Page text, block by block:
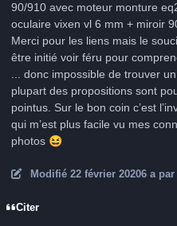
90/910 avec moteur monture
oculaire vixen vl 6 mm + miroir
Merci pour les liens mais le
être initié voir féru pour
... donc impossible de trouver
plupart des propositions sont
pointus. Sur le bon coin c’est
qui m’est plus facile vu mes
photos 😆
Modifié 22 février 20206 apar
Citer